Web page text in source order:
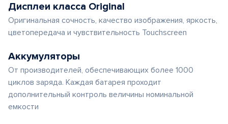
Дисплеи класса Original
Оригинальная сочность, качество изображения, яркость,
цветопередача и чувствительность Touchscreen
Аккумуляторы
От производителей, обеспечивающих более 1000
циклов заряда. Каждая батарея проходит
дополнительный контроль величины номинальной
емкости